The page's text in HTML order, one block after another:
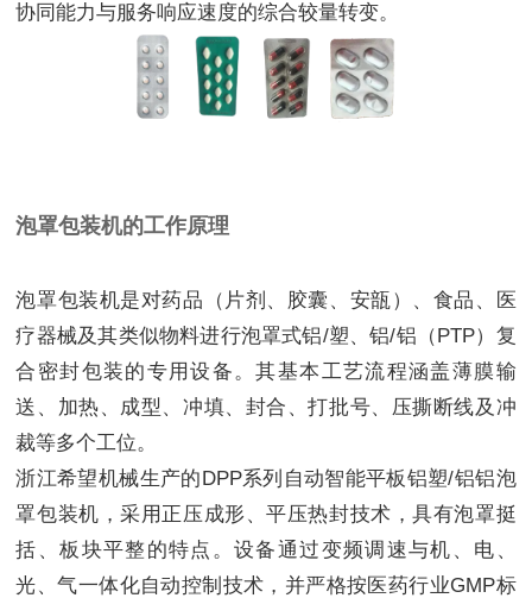
协同能力与服务响应速度的综合较量转变。
泡罩包装机的工作原理
泡罩包装机是对药品（片剂、胶囊、安瓿）、食品、医
疗器械及其类似物料进行泡罩式铝/塑、铝/铝（PTP）复
合密封包装的专用设备。其基本工艺流程涵盖薄膜输
送、加热、成型、冲填、封合、打批号、压撕断线及冲
裁等多个工位。
浙江希望机械生产的DPP系列自动智能平板铝塑/铝铝泡
罩包装机，采用正压成形、平压热封技术，具有泡罩挺
括、板块平整的特点。设备通过变频调速与机、电、
光、气一体化自动控制技术，并严格按医药行业GMP标